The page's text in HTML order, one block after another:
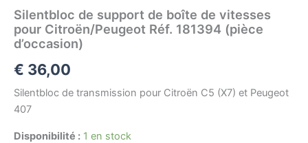
Silentbloc de support de boîte de vitesses
pour Citroën/Peugeot Réf. 181394 (pièce
d’occasion)
€ 36,00
Silentbloc de transmission pour Citroën C5 (X7) et Peugeot
407
Disponibilité : 1 en stock